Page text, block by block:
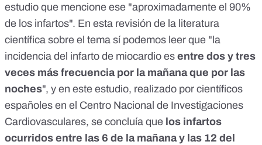
estudio que mencione ese "aproximadamente el 90%
de los infartos". En esta revisión de la literatura
científica sobre el tema sí podemos leer que "la
incidencia del infarto de miocardio es entre dos y tres
veces más frecuencia por la mañana que por las
noches", y en este estudio, realizado por científicos
españoles en el Centro Nacional de Investigaciones
Cardiovasculares, se concluía que los infartos
ocurridos entre las 6 de la mañana y las 12 del